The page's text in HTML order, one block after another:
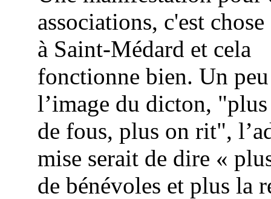
associations, c'est
à Saint-Médard et cela
fonctionne bien. Un
l’image du dicton,
de fous, plus on rit",
mise serait de dire «
de bénévoles et plus la